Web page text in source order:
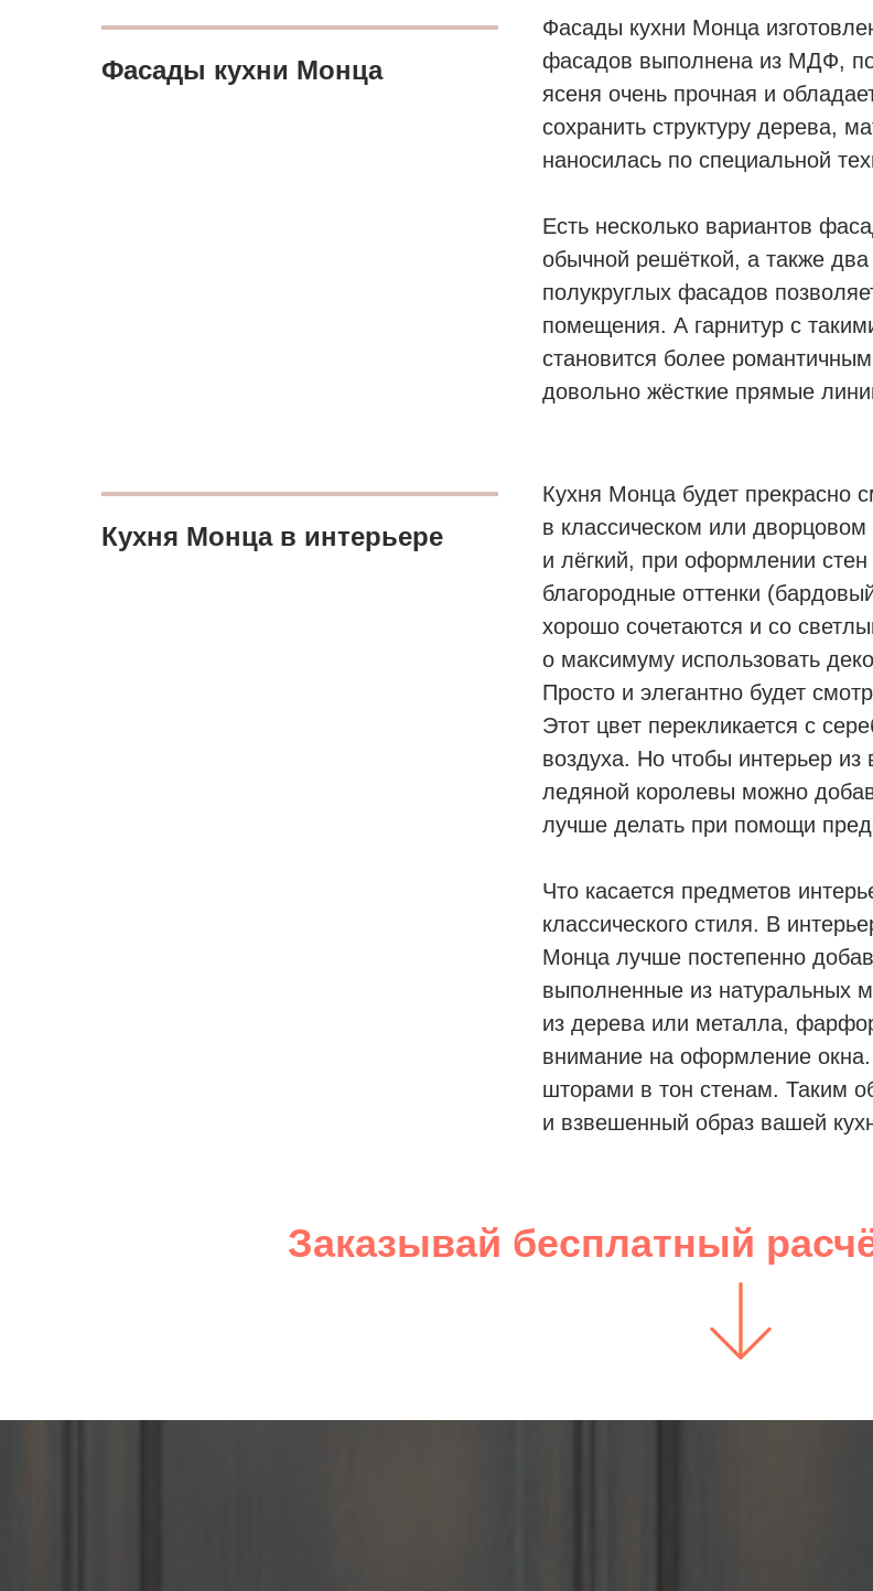
Фасады кухни Монца
Фасады кухни Монца
фасадов выполнена из МДФ,
ясеня очень прочная и
сохранить структуру дерева,
наносилась по специальной
Есть несколько вариантов
обычной решёткой, а также
полукруглых фасадов
помещения. А гарнитур с
становится более
довольно жёсткие прямые
Кухня Монца в интерьере
Кухня Монца будет прекрасно
в классическом или дворцовом
и лёгкий, при оформлении
благородные оттенки
хорошо сочетаются и со
о максимуму использовать
Просто и элегантно будет
Этот цвет перекликается с
воздуха. Но чтобы интерьер из
ледяной королевы можно
лучше делать при помощи
Что касается предметов
классического стиля. В
Монца лучше постепенно
выполненные из натуральных
из дерева или металла,
внимание на оформление
шторами в тон стенам. Таким
и взвешенный образ вашей
Заказывай бесплатный